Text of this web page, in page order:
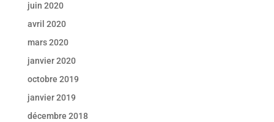
juin 2020
avril 2020
mars 2020
janvier 2020
octobre 2019
janvier 2019
décembre 2018